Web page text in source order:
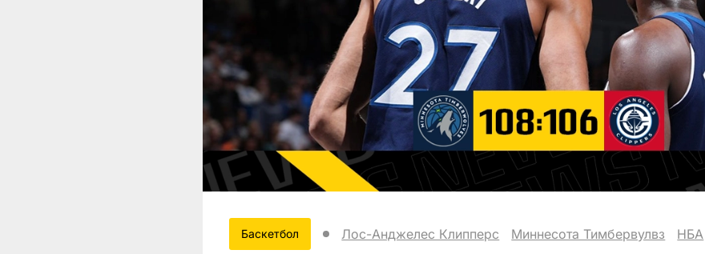
Баскетбол Лос-Анджелес Клипперс Миннесота Тимбервулвз НБА